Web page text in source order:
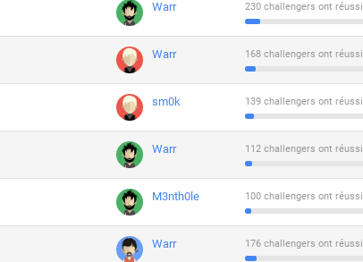
Warr 230 challengers ont réussi
Warr 168 challengers ont réussi
sm0k 139 challengers ont réussi
Warr 112 challengers ont réussi
M3nth0le 100 challengers ont réussi
Warr 176 challengers ont réussi